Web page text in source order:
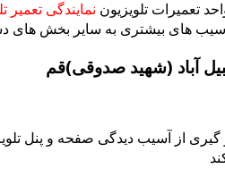
تعمیرات تلویزیون نمایندگی
های بیشتری به سایر بخش های
آباد (شهید صدوقی)قم
گیری از آسیب دیدگی صفحه و پنل